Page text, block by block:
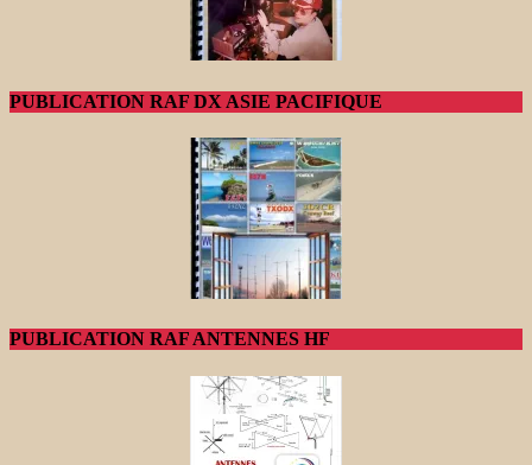
PUBLICATION RAF DX ASIE PACIFIQUE
PUBLICATION RAF ANTENNES HF